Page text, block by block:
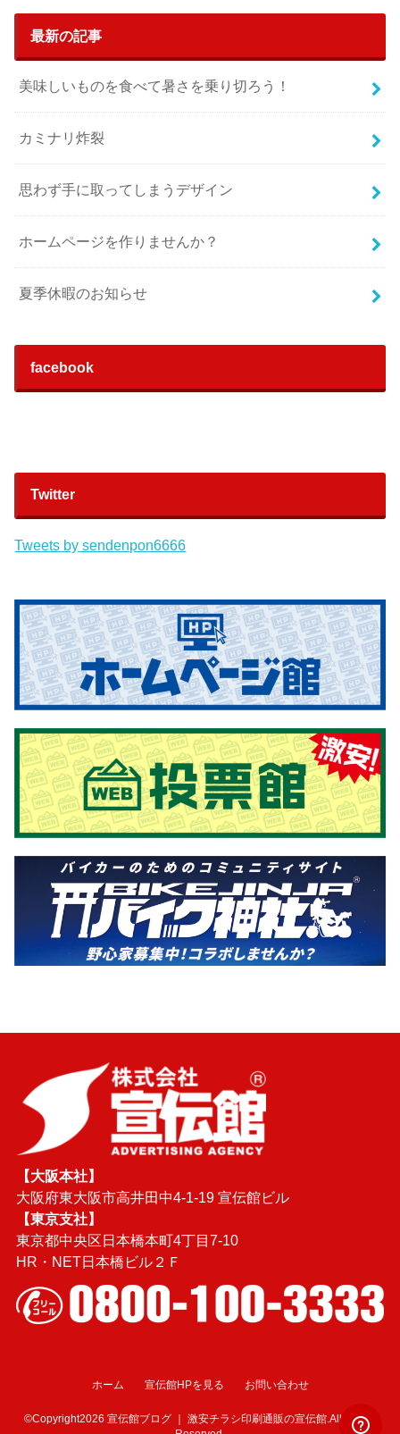
最新の記事
美味しいものを食べて暑さを乗り切ろう！
カミナリ炸裂
思わず手に取ってしまうデザイン
ホームページを作りませんか？
夏季休暇のお知らせ
facebook
Twitter
Tweets by sendenpon6666
【大阪本社】
大阪府東大阪市高井田中4-1-19 宣伝館ビル
【東京支社】
東京都中央区日本橋本町4丁目7-10
HR・NET日本橋ビル２Ｆ
ホーム 宣伝館HPを見る お問い合わせ
©Copyright2026 宣伝館ブログ ｜ 激安チラシ印刷通販の宣伝館 .All Rights